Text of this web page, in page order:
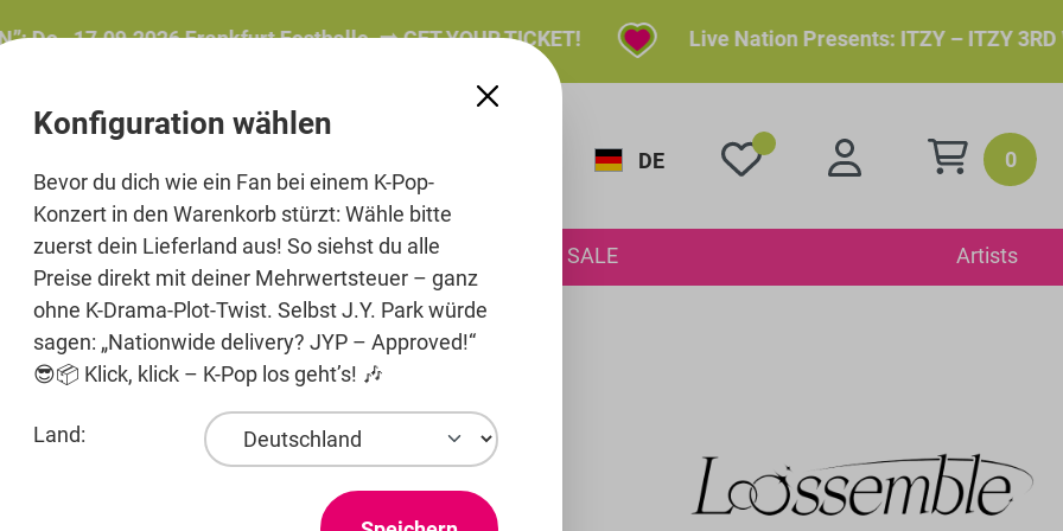
Frankfurt Festhalle. ➡️ GET YOUR TICKET! Live Nation Presents: ITZY – ITZY 3RD WORLD
DE 0
Beauty Pre-Order Printmedien SALE Artists
Konfiguration wählen
Bevor du dich wie ein Fan bei einem K-Pop-
Konzert in den Warenkorb stürzt: Wähle bitte
zuerst dein Lieferland aus! So siehst du alle
Preise direkt mit deiner Mehrwertsteuer – ganz
ohne K-Drama-Plot-Twist. Selbst J.Y. Park würde
sagen: „Nationwide delivery? JYP – Approved!“
😎📦 Klick, klick – K-Pop los geht’s! 🎶
Land: